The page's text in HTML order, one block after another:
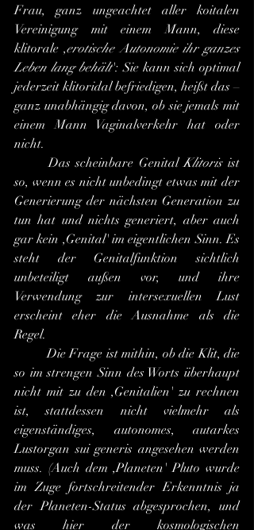
Frau, ganz ungeachtet aller koitalen
Vereinigung mit einem Mann, diese
klitorale ,erotische Autonomie ihr ganzes
Leben lang behält': Sie kann sich optimal
jederzeit klitoridal befriedigen, heißt das –
ganz unabhängig davon, ob sie jemals mit
einem Mann Vaginalverkehr hat oder
nicht.
	Das scheinbare Genital
Klitoris ist
so, wenn es nicht unbedingt etwas mit der
Generierung der nächsten Generation zu
tun hat und nichts generiert, aber auch
gar kein ,Genital' im eigentlichen Sinn. Es
steht der Genitalfunktion sichtlich
unbeteiligt außen vor, und ihre
Verwendung zur intersexuellen Lust
erscheint eher die Ausnahme als die
Regel.
	Die Frage ist mithin, ob die Klit, die
so im strengen Sinn des Worts überhaupt
nicht mit zu den ,Genitalien' zu rechnen
ist, stattdessen nicht vielmehr als
eigenständiges, autonomes, autarkes
Lustorgan sui generis angesehen werden
muss. (Auch dem ,Planeten' Pluto wurde
im Zuge fortschreitender Erkenntnis ja
der Planeten-Status abgesprochen, und
was hier der kosmologischen